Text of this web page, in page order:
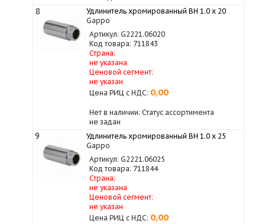
8
Удлинитель хромированный ВН 1.0 х 20
Gappo
Артикул: G2221.06020
Код товара: 711843
Страна:
не указана
Ценовой сегмент:
не указан
Цена РИЦ с НДС: 0,00
Нет в наличии: Статус ассортимента
не задан
9
Удлинитель хромированный ВН 1.0 х 25
Gappo
Артикул: G2221.06025
Код товара: 711844
Страна:
не указана
Ценовой сегмент:
не указан
Цена РИЦ с НДС: 0,00